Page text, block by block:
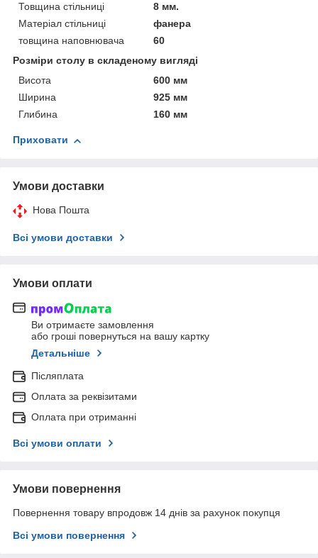
Товщина стільниці
8 мм.
Матеріал стільниці
фанера
товщина наповнювача
60
Розміри столу в складеному вигляді
Висота
600 мм
Ширина
925 мм
Глибина
160 мм
Приховати
Умови доставки
Нова Пошта
Всі умови доставки
Умови оплати
Ви отримаєте замовлення
або гроші повернуться на вашу картку
Детальніше
Післяплата
Оплата за реквізитами
Оплата при отриманні
Всі умови оплати
Умови повернення
Повернення товару впродовж 14 днів за рахунок покупця
Всі умови повернення